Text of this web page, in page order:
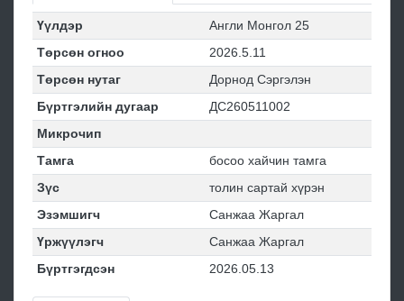
Үүлдэр
Англи Монгол 25
Төрсөн огноо
2026.5.11
Төрсөн нутаг
Дорнод Сэргэлэн
Бүртгэлийн дугаар
ДС260511002
Микрочип
Тамга
босоо хайчин тамга
Зүс
толин сартай хүрэн
Эзэмшигч
Санжаа Жаргал
Үржүүлэгч
Санжаа Жаргал
Бүртгэгдсэн
2026.05.13